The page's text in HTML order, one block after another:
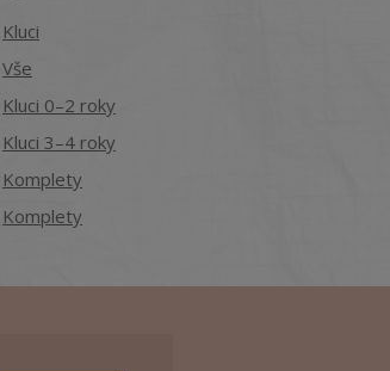
Kluci
Vše
Kluci 0–2 roky
Kluci 3–4 roky
Komplety
Komplety